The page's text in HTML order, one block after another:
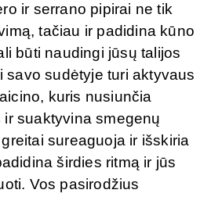
ir serrano pipirai ne tik
tačiau ir padidina kūno
būti naudingi jūsų talijos
savo sudėtyje turi aktyvaus
kuris nusiunčia
suaktyvina smegenų
sureaguoja ir išskiria
širdies ritmą ir jūs
Vos pasirodžius